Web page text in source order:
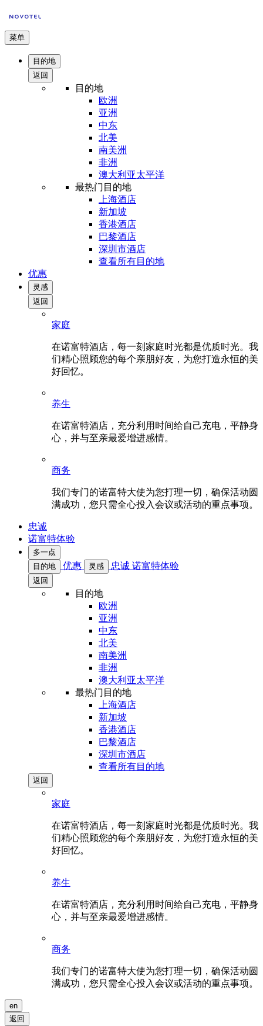
菜单
目的地
返回
目的地
欧洲
亚洲
中东
北美
南美洲
非洲
澳大利亚太平洋
最热门目的地
上海酒店
新加坡
香港酒店
巴黎酒店
深圳市酒店
查看所有目的地
优惠
灵感
返回
家庭
在诺富特酒店，每一刻家庭时光都是优质时光。我
们精心照顾您的每个亲朋好友，为您打造永恒的美
好回忆。
养生
在诺富特酒店，充分利用时间给自己充电，平静身
心，并与至亲最爱增进感情。
商务
我们专门的诺富特大使为您打理一切，确保活动圆
满成功，您只需全心投入会议或活动的重点事项。
忠诚
诺富特体验
多一点
目的地
优惠 灵感 忠诚 诺富特体验
返回
目的地
欧洲
亚洲
中东
北美
南美洲
非洲
澳大利亚太平洋
最热门目的地
上海酒店
新加坡
香港酒店
巴黎酒店
深圳市酒店
查看所有目的地
返回
家庭
在诺富特酒店，每一刻家庭时光都是优质时光。我
们精心照顾您的每个亲朋好友，为您打造永恒的美
好回忆。
养生
在诺富特酒店，充分利用时间给自己充电，平静身
心，并与至亲最爱增进感情。
商务
我们专门的诺富特大使为您打理一切，确保活动圆
满成功，您只需全心投入会议或活动的重点事项。
en
返回